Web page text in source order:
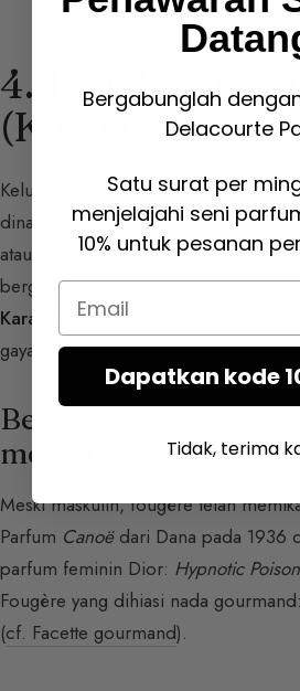
4. Tren baru
(Kayu bergetar)
Keluarga ini dikenal sangat maskulin,
dinamis. Kini orkestras dilengkapi
atau nada kayu ambre atau nada
bergetar dan sangat kuat serta
Karanal
Ambrocénide
gaya yang sama.
Beberapa parfum
mengandung akord
Meski maskulin, fougère telah
Parfum Canoëdari Dana pada 1936
parfum feminin Dior: Hypnotic Poison
Fougère yang dihiasi nada
(cf. Facette gourmand).
Bergabunglah
Delacourte
Satu surat per
menjelajahi seni
10% untuk pesanan
Email
Dapatkan kode
Tidak, terima